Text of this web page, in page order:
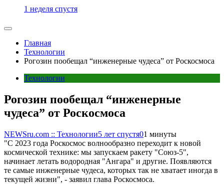
1 неделя спустя
Главная
Технологии
Рогозин пообещал “инженерные чудеса” от Роскосмоса
Технологии
Рогозин пообещал “инженерные
чудеса” от Роскосмоса
NEWSru.com :: Технологии5 лет спустя01 минуты
"С 2023 года Роскосмос волнообразно переходит к новой
космической технике: мы запускаем ракету "Союз-5",
начинает летать водородная "Ангара" и другие. Появляются
те самые инженерные чудеса, которых так не хватает иногда в
текущей жизни", - заявил глава Роскосмоса.